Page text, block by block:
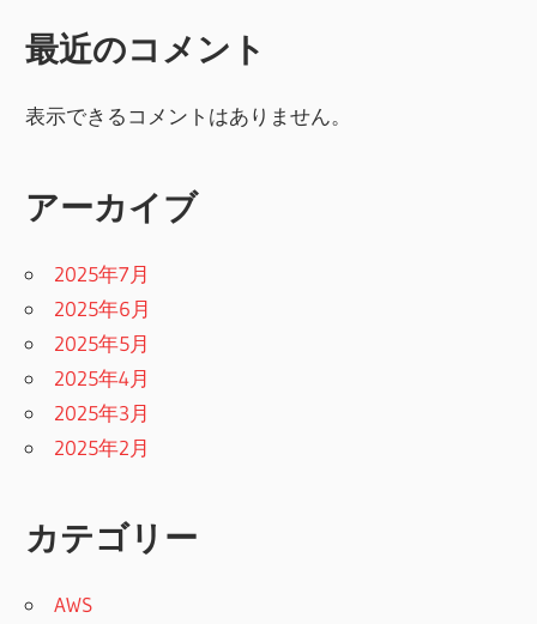
最近のコメント
表示できるコメントはありません。
アーカイブ
2025年7月
2025年6月
2025年5月
2025年4月
2025年3月
2025年2月
カテゴリー
AWS